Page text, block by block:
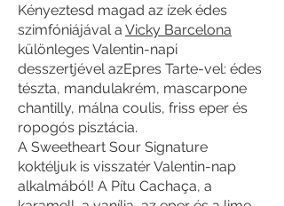
Kényeztesd magad az ízek édes
szimfóniájával a Vicky Barcelona
különleges Valentin-napi
desszertjével azEpres Tarte-vel: édes
tészta, mandulakrém, mascarpone
chantilly, málna coulis, friss eper és
ropogós pisztácia.
A Sweetheart Sour Signature
koktéljuk is visszatér Valentin-nap
alkalmából! A Pítu Cachaça, a